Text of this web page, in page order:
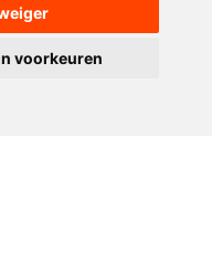
voorkeuren